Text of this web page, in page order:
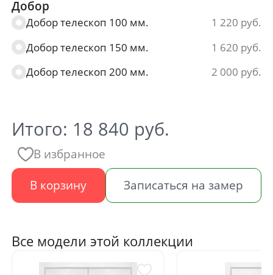
Добор
Добор телескоп 100 мм.
1 220
Добор телескоп 150 мм.
1 620
Добор телескоп 200 мм.
2 000
Итого: 18 840 руб.
В избранное
В корзину
Записаться на замер
Все модели этой коллекции